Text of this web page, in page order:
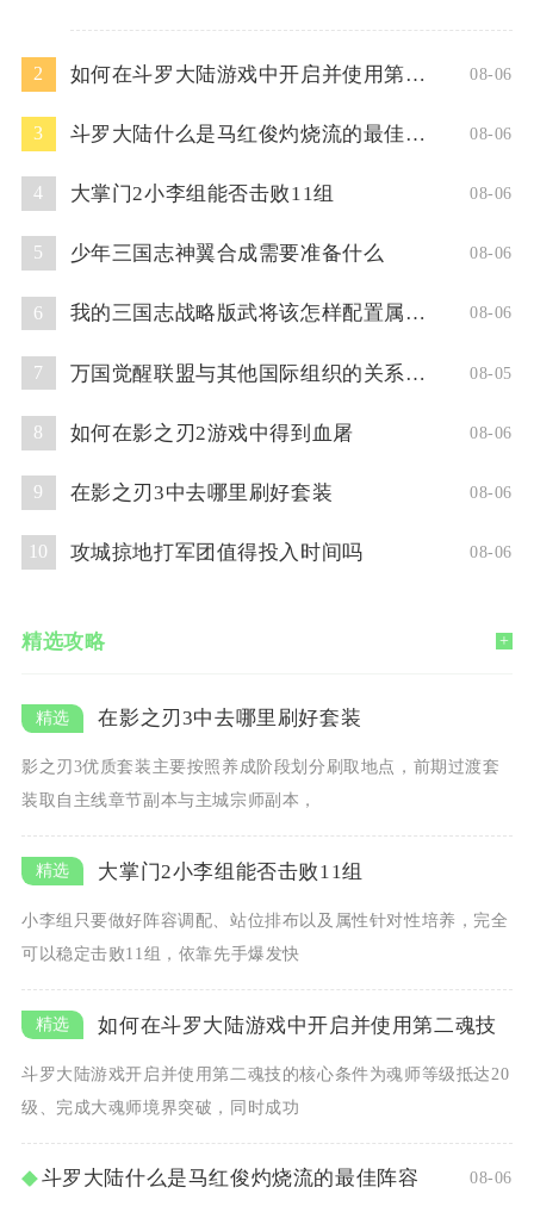
2 如何在斗罗大陆游戏中开启并使用第二魂技 08-06
3 斗罗大陆什么是马红俊灼烧流的最佳阵容 08-06
4 大掌门2小李组能否击败11组 08-06
5 少年三国志神翼合成需要准备什么 08-06
6 我的三国志战略版武将该怎样配置属性点 08-06
7 万国觉醒联盟与其他国际组织的关系如何 08-05
8 如何在影之刃2游戏中得到血屠 08-06
9 在影之刃3中去哪里刷好套装 08-06
10 攻城掠地打军团值得投入时间吗 08-06
精选攻略 +
在影之刃3中去哪里刷好套装
影之刃3优质套装主要按照养成阶段划分刷取地点，前期过渡套
装取自主线章节副本与主城宗师副本，
大掌门2小李组能否击败11组
小李组只要做好阵容调配、站位排布以及属性针对性培养，完全
可以稳定击败11组，依靠先手爆发快
如何在斗罗大陆游戏中开启并使用第二魂技
斗罗大陆游戏开启并使用第二魂技的核心条件为魂师等级抵达20
级、完成大魂师境界突破，同时成功
斗罗大陆什么是马红俊灼烧流的最佳阵容 08-06